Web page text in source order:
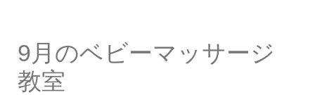
9月のベビーマッサージ
教室